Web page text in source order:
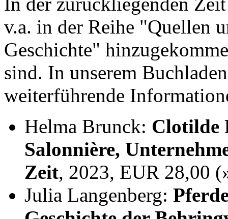
v.a. in der Reihe "Quellen
Geschichte"
sind. In unserem
weiterführende
Helma Brunck: Clotilde
Salonnière,
Zeit, 2023, EUR 28,00
Julia Langenberg: